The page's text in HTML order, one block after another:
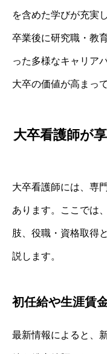
を含めた学びが充実
卒業後に研究職・教
った多様なキャリア
大卒の価値が高まっ
大卒看護師が
大卒看護師には、専
あります。ここでは
肢、役職・資格取得
説します。
初任給や生涯賃
最新情報によると、